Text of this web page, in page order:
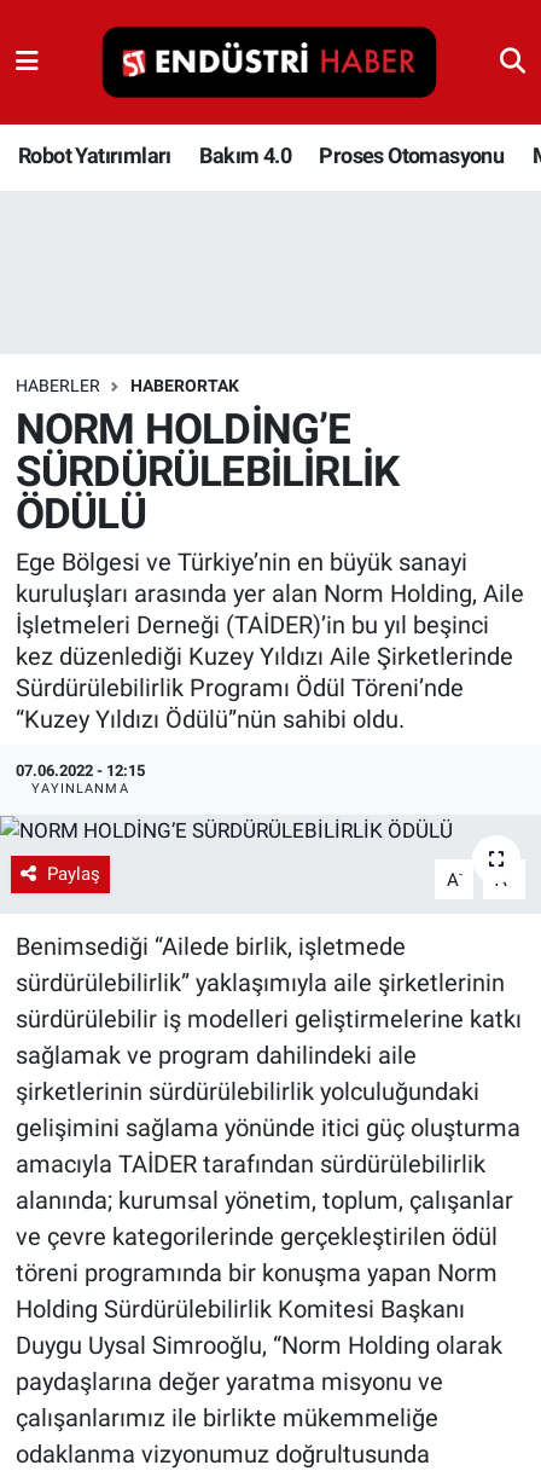
Robot Yatırımları Bakım 4.0 Proses Otomasyonu
HABERLER HABERORTAK
NORM HOLDİNG’E
SÜRDÜRÜLEBİLİRLİK
ÖDÜLÜ
Ege Bölgesi ve Türkiye’nin en büyük sanayi
kuruluşları arasında yer alan Norm Holding, Aile
İşletmeleri Derneği (TAİDER)’in bu yıl beşinci
kez düzenlediği Kuzey Yıldızı Aile Şirketlerinde
Sürdürülebilirlik Programı Ödül Töreni’nde
“Kuzey Yıldızı Ödülü”nün sahibi oldu.
07.06.2022 - 12:15
YAYINLANMA
Paylaş A- A
Benimsediği “Ailede birlik, işletmede
sürdürülebilirlik” yaklaşımıyla aile şirketlerinin
sürdürülebilir iş modelleri geliştirmelerine katkı
sağlamak ve program dahilindeki aile
şirketlerinin sürdürülebilirlik yolculuğundaki
gelişimini sağlama yönünde itici güç oluşturma
amacıyla TAİDER tarafından sürdürülebilirlik
alanında; kurumsal yönetim, toplum, çalışanlar
ve çevre kategorilerinde gerçekleştirilen ödül
töreni programında bir konuşma yapan Norm
Holding Sürdürülebilirlik Komitesi Başkanı
Duygu Uysal Simrooğlu, “Norm Holding olarak
paydaşlarına değer yaratma misyonu ve
çalışanlarımız ile birlikte mükemmeliğe
odaklanma vizyonumuz doğrultusunda
Robot Yatırımları
Bakım 4.0
Depolama Çözümleri
İnşaat ve Malzeme
HaberOrtak
EndüstriST
Enerjisini Üreten Fabrikalar
Endüstri 4.0 Uygulamaları
Ağır Sanayi Çözümleri